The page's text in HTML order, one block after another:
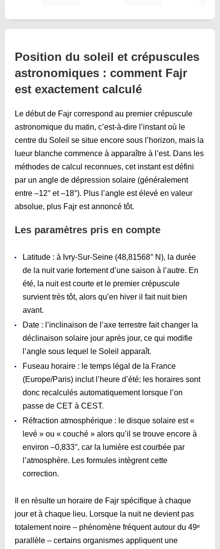
Position du soleil et crépuscules
astronomiques : comment Fajr
est exactement calculé
Le début de Fajr correspond au premier crépuscule
astronomique du matin, c’est-à-dire l’instant où le
centre du Soleil se situe encore sous l’horizon, mais la
lueur blanche commence à apparaître à l’est. Dans les
méthodes de calcul reconnues, cet instant est défini
par un angle de dépression solaire (généralement
entre –12° et –18°). Plus l’angle est élevé en valeur
absolue, plus Fajr est annoncé tôt.
Les paramètres pris en compte
Latitude : à Ivry-Sur-Seine (48,81568° N), la durée
de la nuit varie fortement d’une saison à l’autre. En
été, la nuit est courte et le premier crépuscule
survient très tôt, alors qu’en hiver il fait nuit bien
avant.
Date : l’inclinaison de l’axe terrestre fait changer la
déclinaison solaire jour après jour, ce qui modifie
l’angle sous lequel le Soleil apparaît.
Fuseau horaire : le temps légal de la France
(Europe/Paris) inclut l’heure d’été; les horaires sont
donc recalculés automatiquement lorsque l’on
passe de CET à CEST.
Réfraction atmosphérique : le disque solaire est «
levé » ou « couché » alors qu’il se trouve encore à
environ –0,833°, car la lumière est courbée par
l’atmosphère. Les formules intègrent cette
correction.
Il en résulte un horaire de Fajr spécifique à chaque
jour et à chaque lieu. Lorsque la nuit ne devient pas
totalement noire – phénomène fréquent autour du 49ᵉ
parallèle – certains organismes appliquent une